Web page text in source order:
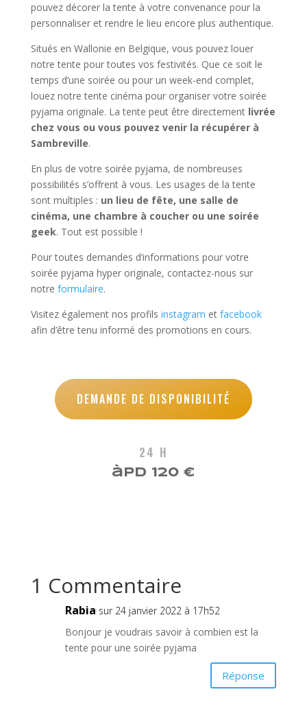
pouvez décorer la tente à votre convenance pour la
personnaliser et rendre le lieu encore plus authentique.
Situés en Wallonie en Belgique, vous pouvez louer
notre tente pour toutes vos festivités. Que ce soit le
temps d’une soirée ou pour un week-end complet,
louez notre tente cinéma pour organiser votre soirée
pyjama originale. La tente peut être directement livrée
chez vous ou vous pouvez venir la récupérer à
Sambreville.
En plus de votre soirée pyjama, de nombreuses
possibilités s’offrent à vous. Les usages de la tente
sont multiples : un lieu de fête, une salle de
cinéma, une chambre à coucher ou une soirée
geek. Tout est possible !
Pour toutes demandes d’informations pour votre
soirée pyjama hyper originale, contactez-nous sur
notre formulaire.
Visitez également nos profils instagram et facebook
afin d’être tenu informé des promotions en cours.
DEMANDE DE DISPONIBILITÉ
24 H
àpd 120 €
1 Commentaire
Rabia sur 24 janvier 2022 à 17h52
Bonjour je voudrais savoir à combien est la
tente pour une soirée pyjama
Réponse